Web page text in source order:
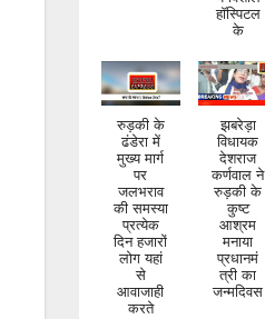
हॉस्पिटल
के
रुड़की के
ढंडेरा में
मुख्य मार्ग
पर
जलभराव
की समस्या
प्रत्येक
दिन हजारों
लोग यहां
से
आवाजाही
करते
झबरेड़ा
विधायक
देशराज
कर्णवाल ने
रुड़की के
कुष्ट
आश्रम
मनाया
प्रधानमं
त्री का
जन्मदिवस